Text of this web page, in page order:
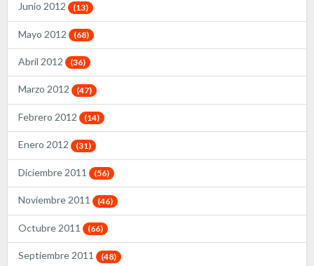
Junio 2012 (13)
Mayo 2012 (68)
Abril 2012 (36)
Marzo 2012 (47)
Febrero 2012 (14)
Enero 2012 (31)
Diciembre 2011 (56)
Noviembre 2011 (46)
Octubre 2011 (66)
Septiembre 2011 (48)